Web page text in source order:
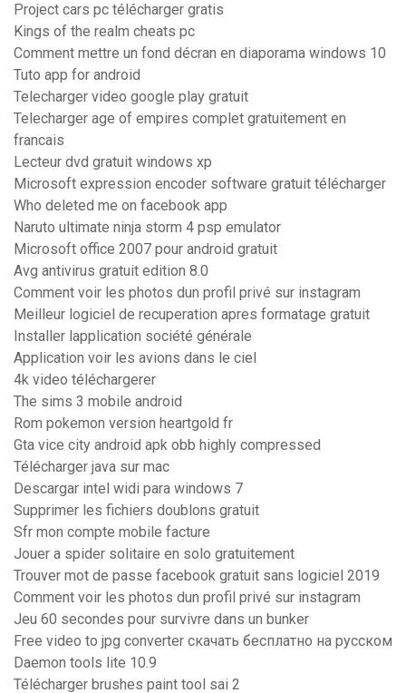
Project cars pc télécharger gratis
Kings of the realm cheats pc
Comment mettre un fond décran en diaporama windows 10
Tuto app for android
Telecharger video google play gratuit
Telecharger age of empires complet gratuitement en
francais
Lecteur dvd gratuit windows xp
Microsoft expression encoder software gratuit télécharger
Who deleted me on facebook app
Naruto ultimate ninja storm 4 psp emulator
Microsoft office 2007 pour android gratuit
Avg antivirus gratuit edition 8.0
Comment voir les photos dun profil privé sur instagram
Meilleur logiciel de recuperation apres formatage gratuit
Installer lapplication société générale
Application voir les avions dans le ciel
4k video téléchargerer
The sims 3 mobile android
Rom pokemon version heartgold fr
Gta vice city android apk obb highly compressed
Télécharger java sur mac
Descargar intel widi para windows 7
Supprimer les fichiers doublons gratuit
Sfr mon compte mobile facture
Jouer a spider solitaire en solo gratuitement
Trouver mot de passe facebook gratuit sans logiciel 2019
Comment voir les photos dun profil privé sur instagram
Jeu 60 secondes pour survivre dans un bunker
Free video to jpg converter скачать бесплатно на русском
Daemon tools lite 10.9
Télécharger brushes paint tool sai 2